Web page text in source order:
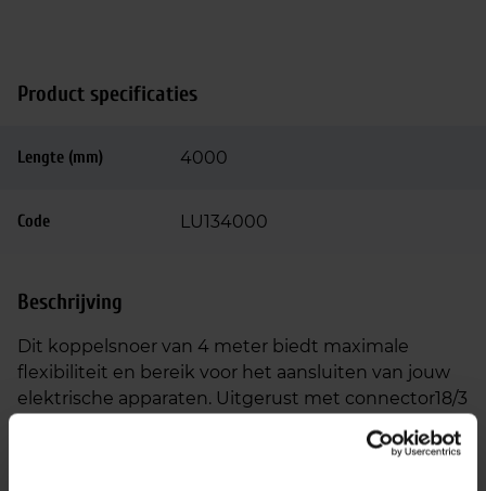
Product specificaties
Lengte (mm) 4000
Code LU134000
Beschrijving
Dit koppelsnoer van 4 meter biedt maximale
flexibiliteit en bereik voor het aansluiten van jouw
elektrische apparaten. Uitgerust met connector18/3
3×1,5 male/female connectoren, zorgt dit snoer voor
een veilige en betrouwbare verbinding, zelfs over